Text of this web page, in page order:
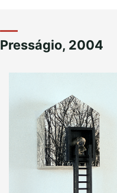
Presságio, 2004